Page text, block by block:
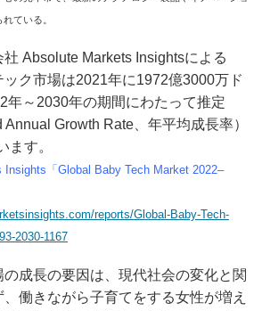
ている。
Absolute Markets Insightsによる
ック市場は2021年に1972億3000万ド
年～2030年の期間にわたって推定
Growth Rate、年平均成長率）
ます。
「Global Baby Tech Market 2022–
reports/Global-Baby-Tech-
2030-1167
成長の要因は、現代社会の変化と関
働きながら子育てをする女性が増え